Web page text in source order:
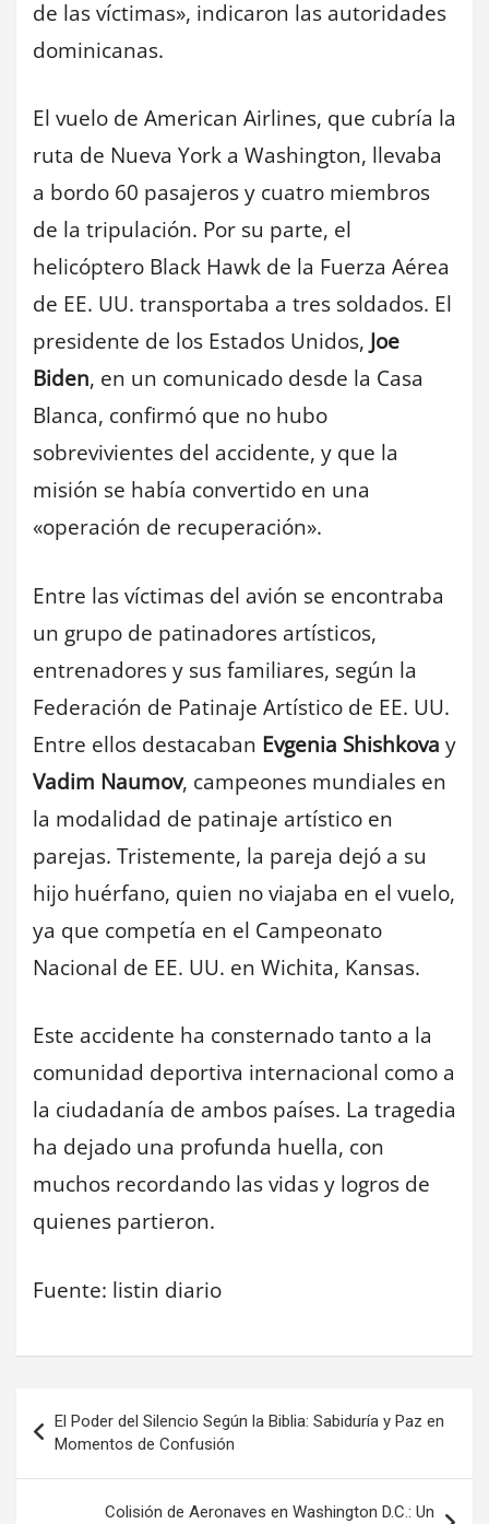
de las víctimas», indicaron las autoridades
dominicanas.
El vuelo de American Airlines, que cubría la
ruta de Nueva York a Washington, llevaba
a bordo 60 pasajeros y cuatro miembros
de la tripulación. Por su parte, el
helicóptero Black Hawk de la Fuerza Aérea
de EE. UU. transportaba a tres soldados. El
presidente de los Estados Unidos, Joe
Biden, en un comunicado desde la Casa
Blanca, confirmó que no hubo
sobrevivientes del accidente, y que la
misión se había convertido en una
«operación de recuperación».
Entre las víctimas del avión se encontraba
un grupo de patinadores artísticos,
entrenadores y sus familiares, según la
Federación de Patinaje Artístico de EE. UU.
Entre ellos destacaban Evgenia Shishkova y
Vadim Naumov, campeones mundiales en
la modalidad de patinaje artístico en
parejas. Tristemente, la pareja dejó a su
hijo huérfano, quien no viajaba en el vuelo,
ya que competía en el Campeonato
Nacional de EE. UU. en Wichita, Kansas.
Este accidente ha consternado tanto a la
comunidad deportiva internacional como a
la ciudadanía de ambos países. La tragedia
ha dejado una profunda huella, con
muchos recordando las vidas y logros de
quienes partieron.
Fuente: listin diario
Navegación
de
entradas
El Poder del Silencio Según la Biblia: Sabiduría y Paz en
Momentos de Confusión
Colisión de Aeronaves en Washington D.C.: Un